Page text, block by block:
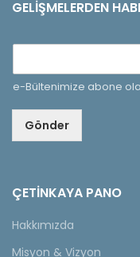
GELIŞMELERDEN
e-Bültenimize abone
Gönder
ÇETINKAYA PANO
Hakkımızda
Misyon & Vizyon